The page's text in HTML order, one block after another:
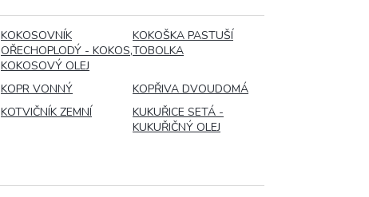
KOKOSOVNÍK
OŘECHOPLODÝ - KOKOS,
KOKOSOVÝ OLEJ
KOKOŠKA PASTUŠÍ
TOBOLKA
KOPR VONNÝ
KOPŘIVA DVOUDOMÁ
KOTVIČNÍK ZEMNÍ
KUKUŘICE SETÁ -
KUKUŘIČNÝ OLEJ